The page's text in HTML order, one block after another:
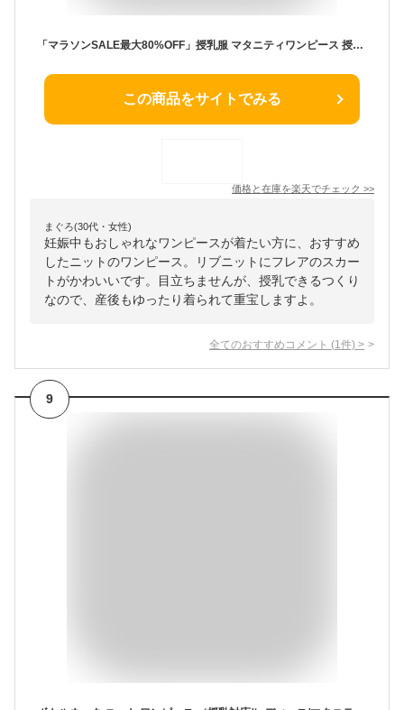
「マラソンSALE最大80%OFF」授乳服 マタニティワンピース 授乳口付 ハイネック リブニット ワンピース 産前 産後 授乳服 妊婦服 マタニティー マタニティ ワンピース 秋 冬 秋冬
この商品をサイトでみる
価格と在庫を楽天でチェック >>
まぐろ(30代・女性)
妊娠中もおしゃれなワンピースが着たい方に、おすすめ
したニットのワンピース。リブニットにフレアのスカー
トがかわいいです。目立ちませんが、授乳できるつくり
なので、産後もゆったり着られて重宝しますよ。
全てのおすすめコメント (1 件) >
9